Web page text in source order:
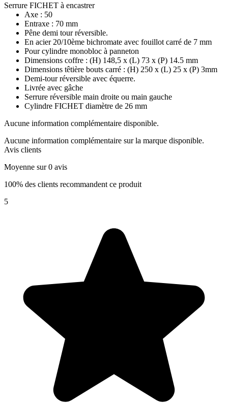
Serrure FICHET à encastrer
Axe : 50
Entraxe : 70 mm
Pêne demi tour réversible.
En acier 20/10ème bichromate avec fouillot carré de 7 mm
Pour cylindre monobloc à panneton
Dimensions coffre : (H) 148,5 x (L) 73 x (P) 14.5 mm
Dimensions têtière bouts carré : (H) 250 x (L) 25 x (P) 3mm
Demi-tour réversible avec équerre.
Livrée avec gâche
Serrure réversible main droite ou main gauche
Cylindre FICHET diamètre de 26 mm
Aucune information complémentaire disponible.
Aucune information complémentaire sur la marque disponible.
Avis clients
Moyenne sur 0 avis
100% des clients recommandent ce produit
5